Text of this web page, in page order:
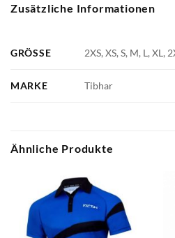
Zusätzliche Informationen
GRÖSSE 2XS, XS, S, M, L, XL,
MARKE Tibhar
Ähnliche Produkte